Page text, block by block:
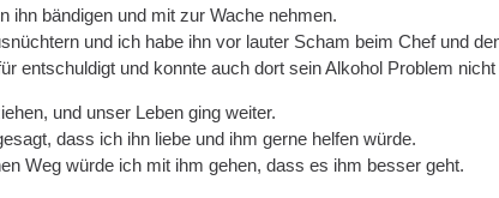
ihn bändigen und mit zur Wache nehmen.
und ich habe ihn vor lauter Scham beim Chef und
entschuldigt und konnte auch dort sein Alkohol Problem
und unser Leben ging weiter.
dass ich ihn liebe und ihm gerne helfen würde.
Weg würde ich mit ihm gehen, dass es ihm besser geht.